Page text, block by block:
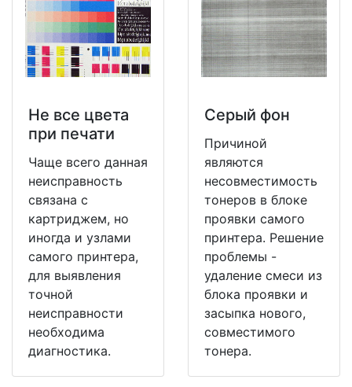
Не все цвета
при печати
Чаще всего данная
неисправность
связана с
картриджем, но
иногда и узлами
самого принтера,
для выявления
точной
неисправности
необходима
диагностика.
Серый фон
Причиной
являются
несовместимость
тонеров в блоке
проявки самого
принтера. Решение
проблемы -
удаление смеси из
блока проявки и
засыпка нового,
совместимого
тонера.